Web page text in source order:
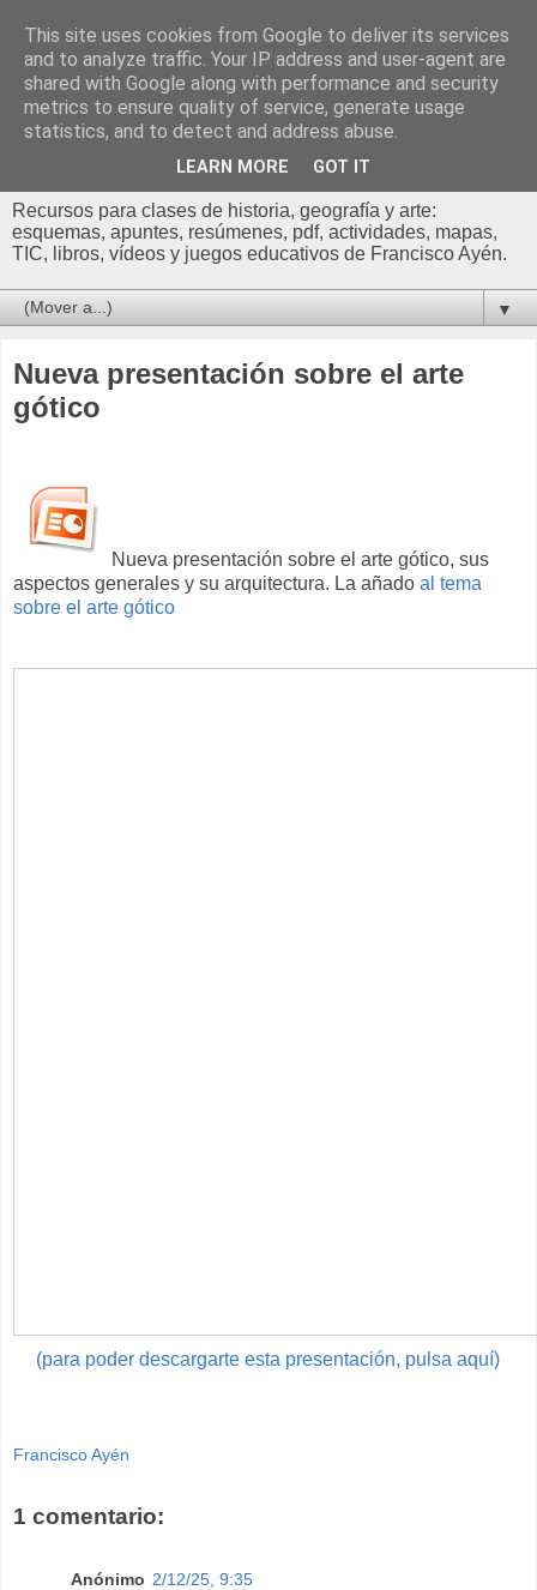
Profesor Francisco |
Recursos de Geografía,
Historia y Arte
Recursos para clases de historia, geografía y arte:
esquemas, apuntes, resúmenes, pdf, actividades, mapas,
TIC, libros, vídeos y juegos educativos de Francisco Ayén.
▼
Nueva presentación sobre el arte
gótico
Nueva presentación sobre el arte gótico, sus
aspectos generales y su arquitectura. La añado al tema
sobre el arte gótico
(para poder descargarte esta presentación, pulsa aquí)
Francisco Ayén
1 comentario:
Anónimo 2/12/25, 9:35
This site uses cookies from Google to deliver its services
and to analyze traffic. Your IP address and user-agent are
shared with Google along with performance and security
metrics to ensure quality of service, generate usage
statistics, and to detect and address abuse.
LEARN MORE GOT IT